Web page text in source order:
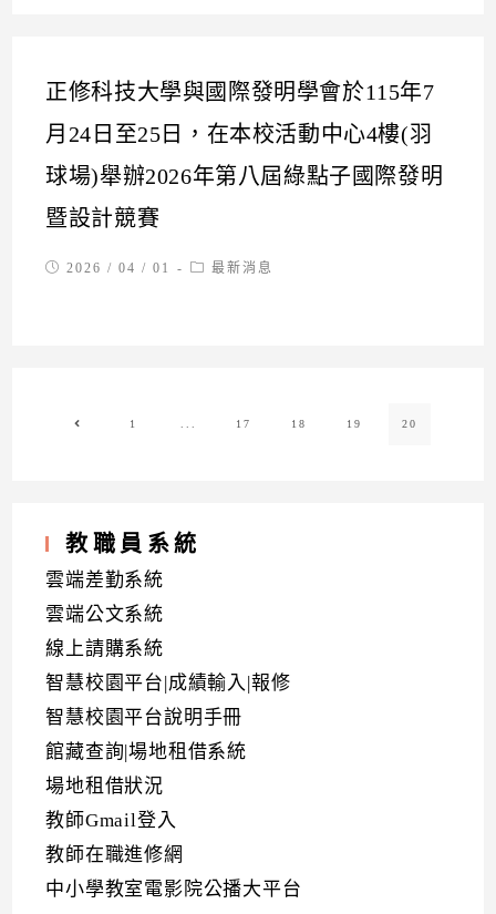
正修科技大學與國際發明學會於115年7
月24日至25日，在本校活動中心4樓(羽
球場)舉辦2026年第八屆綠點子國際發明
暨設計競賽
Post2026 / 04 / 01
Post最新消息
Go to the previous page
1 17 18 19 20
教職員系統
雲端差勤系統
雲端公文系統
線上請購系統
智慧校園平台|成績輸入|報修
智慧校園平台說明手冊
館藏查詢|場地租借系統
場地租借狀況
教師Gmail登入
教師在職進修網
中小學教室電影院公播大平台